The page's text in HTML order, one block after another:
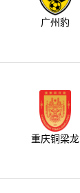
广州豹
重庆铜梁龙